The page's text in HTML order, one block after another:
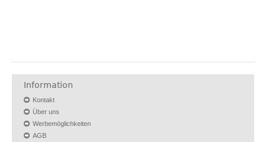
Information
Kontakt
Über uns
Werbemöglichkeiten
AGB